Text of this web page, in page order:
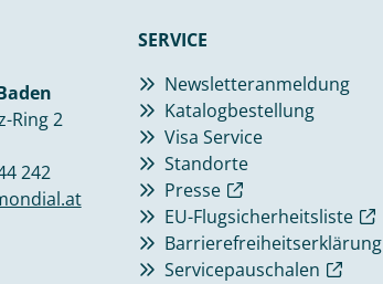
Ring 2
242
SERVICE
Newsletteranmeldung
Katalogbestellung
Visa Service
Standorte
Presse
EU-Flugsicherheitsliste
Barrierefreiheitserklärung
Servicepauschalen